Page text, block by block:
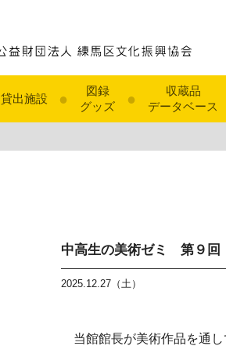
貸出施設 ●
図録
グッズ
●
収蔵品
データベース
中高生の美術ゼミ 第９回
2025.12.27（土）
当館館長が美術作品を通し